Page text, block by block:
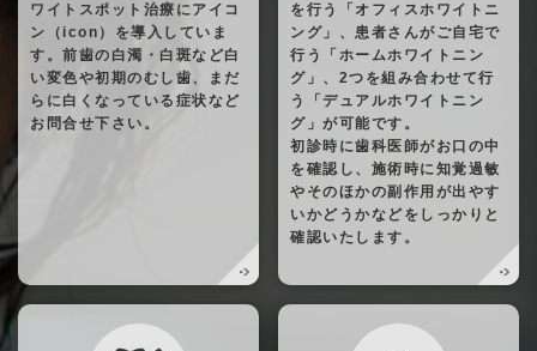
ワイトスポット治療にアイコ
ン（icon）を導入していま
す。前歯の白濁・白斑など白
い変色や初期のむし歯、まだ
らに白くなっている症状など
お問合せ下さい。
を行う「オフィスホワイトニ
ング」、患者さんがご自宅で
行う「ホームホワイトニン
グ」、2つを組み合わせて行
う「デュアルホワイトニン
グ」が可能です。
初診時に歯科医師がお口の中
を確認し、施術時に知覚過敏
やそのほかの副作用が出やす
いかどうかなどをしっかりと
確認いたします。